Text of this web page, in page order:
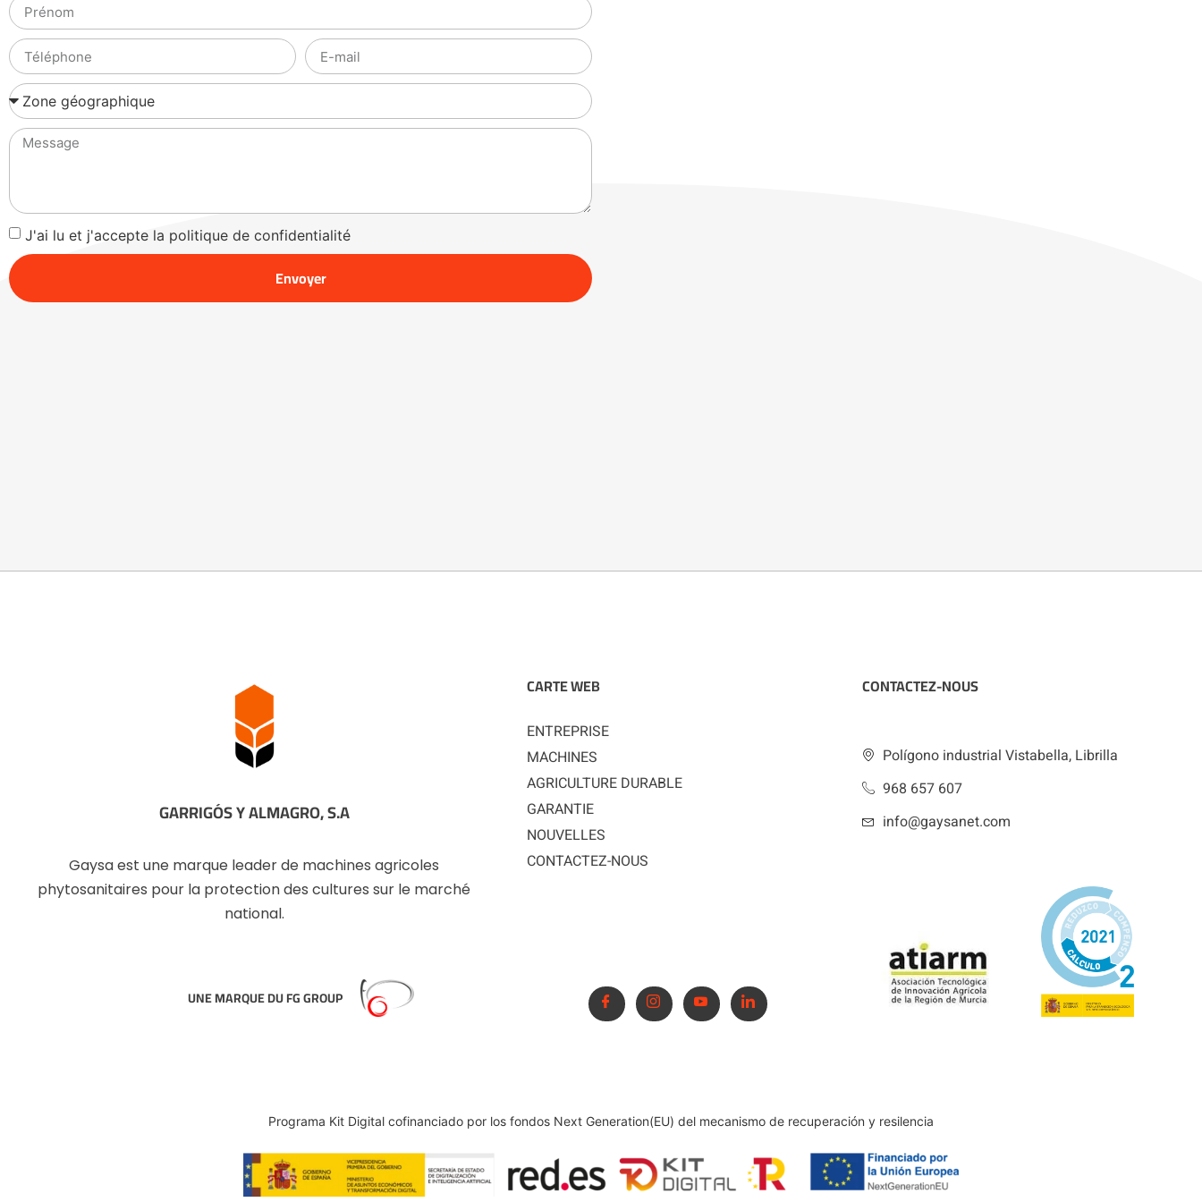
J'ai lu et j'accepte la politique de confidentialité
Envoyer
GARRIGÓS Y ALMAGRO, S.A
Gaysa est une marque leader de machines agricoles
phytosanitaires pour la protection des cultures sur le marché
national.
UNE MARQUE DU FG GROUP
CARTE WEB
ENTREPRISE
MACHINES
AGRICULTURE DURABLE
GARANTIE
NOUVELLES
CONTACTEZ-NOUS
CONTACTEZ-NOUS
Polígono industrial Vistabella, Librilla
968 657 607
info@gaysanet.com
Programa Kit Digital cofinanciado por los fondos Next Generation(EU) del mecanismo de recuperación y resilencia